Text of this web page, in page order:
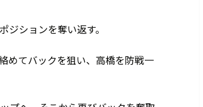
ションを奪い返す。
めてバックを狙い、高橋を防戦一